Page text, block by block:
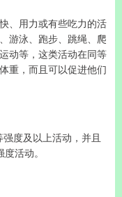
、用力或有些吃力的活
游泳、跑步、跳绳、爬
动等，这类活动在同等
重，而且可以促进他们
度及以上活动，并且
活动。